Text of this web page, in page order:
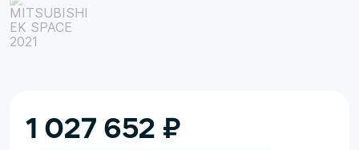
1 027 652 ₽